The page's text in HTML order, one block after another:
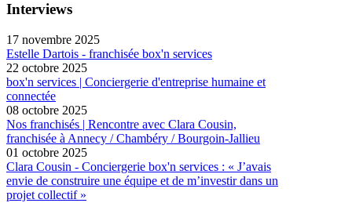
Interviews
17 novembre 2025
Estelle Dartois - franchisée box'n services
22 octobre 2025
box'n services | Conciergerie d'entreprise humaine et
connectée
08 octobre 2025
Nos franchisés | Rencontre avec Clara Cousin,
franchisée à Annecy / Chambéry / Bourgoin-Jallieu
01 octobre 2025
Clara Cousin - Conciergerie box'n services : « J’avais
envie de construire une équipe et de m’investir dans un
projet collectif »